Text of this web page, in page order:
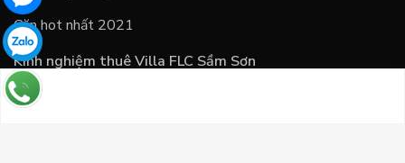
Căn hot nhất 2021
Kinh nghiệm thuê Villa FLC Sầm Sơn
Những câu hỏi thường gặp